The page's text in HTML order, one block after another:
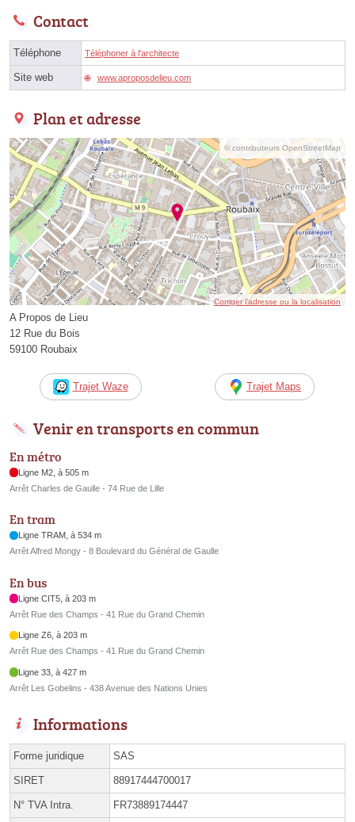
Contact
Téléphone Téléphoner à l'architecte
Site web www.aproposdelieu.com
Plan et adresse
© contributeurs OpenStreetMap
Corriger l’adresse ou la localisation
A Propos de Lieu
12 Rue du Bois
59100 Roubaix
Trajet Waze Trajet Maps
Venir en transports en commun
En métro
Ligne M2, à 505 m
Arrêt Charles de Gaulle - 74 Rue de Lille
En tram
Ligne TRAM, à 534 m
Arrêt Alfred Mongy - 8 Boulevard du Général de Gaulle
En bus
Ligne CIT5, à 203 m
Arrêt Rue des Champs - 41 Rue du Grand Chemin
Ligne Z6, à 203 m
Arrêt Rue des Champs - 41 Rue du Grand Chemin
Ligne 33, à 427 m
Arrêt Les Gobelins - 438 Avenue des Nations Unies
Informations
Forme juridique SAS
SIRET 88917444700017
N° TVA Intra. FR73889174447